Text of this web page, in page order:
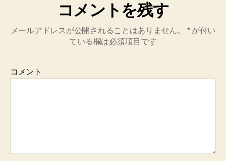
コメントを残す
メールアドレスが公開されることはありません。 *が付い
ている欄は必須項目です
コメント